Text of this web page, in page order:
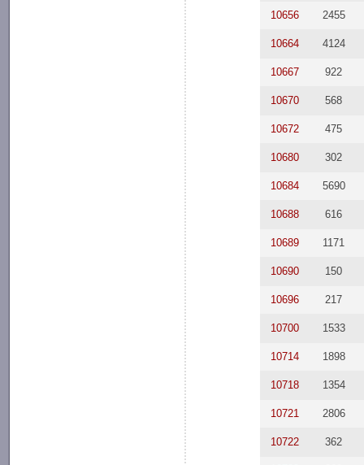
10656 2455
10664 4124
10667 922
10670 568
10672 475
10680 302
10684 5690
10688 616
10689 1171
10690 150
10696 217
10700 1533
10714 1898
10718 1354
10721 2806
10722 362